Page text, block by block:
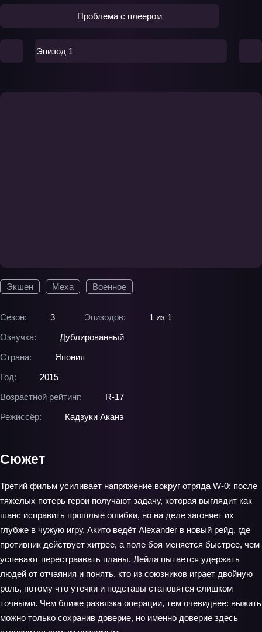
Экшен Меха Военное
Сезон: 3 Эпизодов:
1 из 1
Озвучка:
Дублированный
Страна:
Япония
Год:
2015
Возрастной рейтинг:
R-17
Режиссёр:
Кадзуки Аканэ
Проблема с плеером
Эпизод 1
Сюжет
Третий фильм усиливает напряжение вокруг отряда W-0: после
тяжёлых потерь герои получают задачу, которая выглядит как
шанс исправить прошлые ошибки, но на деле загоняет их
глубже в чужую игру. Акито ведёт Alexander в новый рейд, где
противник действует хитрее, а поле боя меняется быстрее, чем
успевают перестраивать планы. Лейла пытается удержать
людей от отчаяния и понять, кто из союзников играет двойную
роль, потому что утечки и подставы становятся слишком
точными. Чем ближе развязка операции, тем очевиднее: выжить
можно только сохранив доверие, но именно доверие здесь